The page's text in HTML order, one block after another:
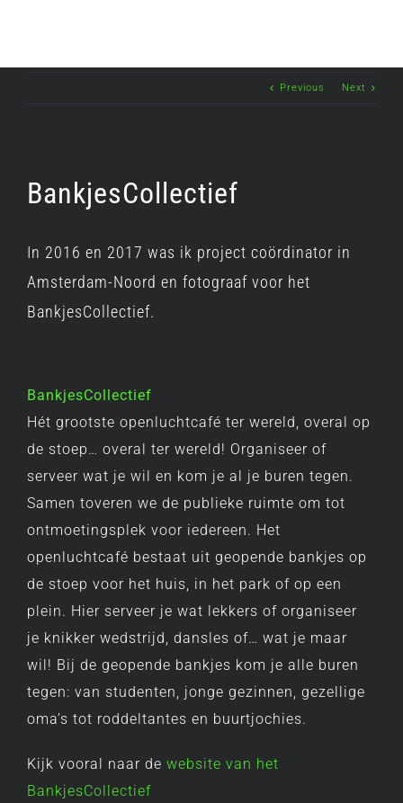
Previous Next
BankjesCollectief
In 2016 en 2017 was ik project coördinator in
Amsterdam-Noord en fotograaf voor het
BankjesCollectief.
BankjesCollectief
Hét grootste openluchtcafé ter wereld, overal op
de stoep… overal ter wereld! Organiseer of
serveer wat je wil en kom je al je buren tegen.
Samen toveren we de publieke ruimte om tot
ontmoetingsplek voor iedereen. Het
openluchtcafé bestaat uit geopende bankjes op
de stoep voor het huis, in het park of op een
plein. Hier serveer je wat lekkers of organiseer
je knikker wedstrijd, dansles of… wat je maar
wil! Bij de geopende bankjes kom je alle buren
tegen: van studenten, jonge gezinnen, gezellige
oma’s tot roddeltantes en buurtjochies.
Kijk vooral naar de website van het
BankjesCollectief